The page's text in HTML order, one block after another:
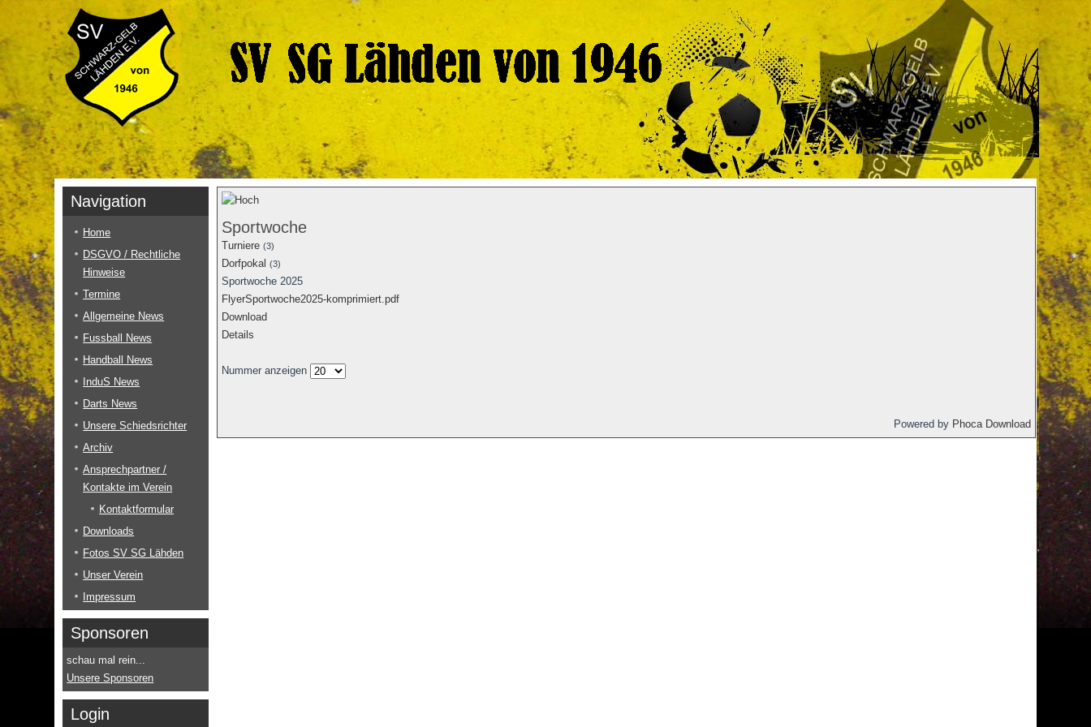
Navigation
Home
DSGVO / Rechtliche
Hinweise
Termine
Allgemeine News
Fussball News
Handball News
InduS News
Darts News
Unsere Schiedsrichter
Archiv
Ansprechpartner /
Kontakte im Verein
Kontaktformular
Downloads
Fotos SV SG Lähden
Unser Verein
Impressum
Sponsoren
schau mal rein...
Unsere Sponsoren
Login
Sportwoche
Turniere (3)
Dorfpokal (3)
Sportwoche 2025
FlyerSportwoche2025-komprimiert.pdf
Download
Details
Nummer anzeigen
Powered by Phoca Download